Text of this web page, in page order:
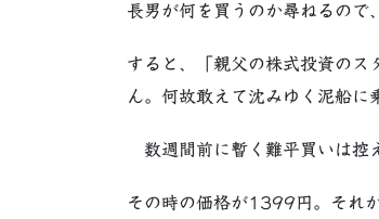
長男が何を買うのか尋ねるので
すると、「親父の株式投資のス
ん。何故敢えて沈みゆく泥船に
数週間前に暫く難平買いは控
その時の価格が1399円。それ